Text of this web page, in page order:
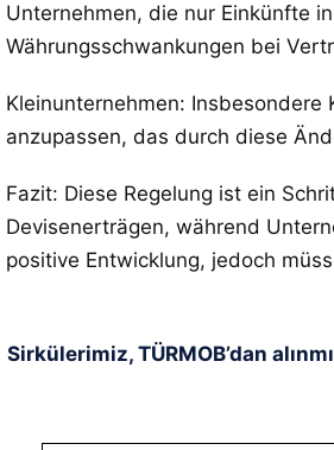
Unternehmen, die nur Einkünfte
Währungsschwankungen bei
Kleinunternehmen:
anzupassen, das durch diese
Fazit: Diese Regelung ist ein
Devisenerträgen, während
positive Entwicklung, jedoch
Sirkülerimiz, TÜRMOB’dan